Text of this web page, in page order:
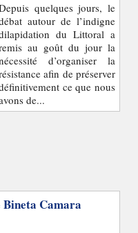
quelques jours, le
autour de l’indigne
du Littoral a
au goût du jour la
d’organiser la
afin de préserver
ce que nous
de...
Camara